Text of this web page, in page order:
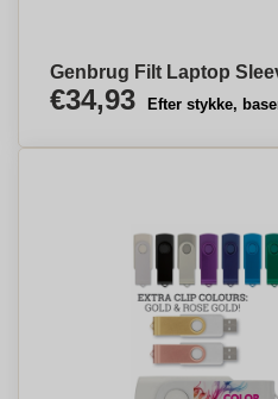
Genbrug Filt Laptop
€34,93 Efter stykke,